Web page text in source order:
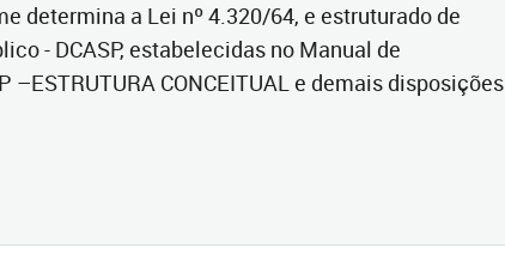
determina a Lei nº 4.320/64, e estruturado de
- DCASP, estabelecidas no Manual de
CONCEITUAL e demais disposições